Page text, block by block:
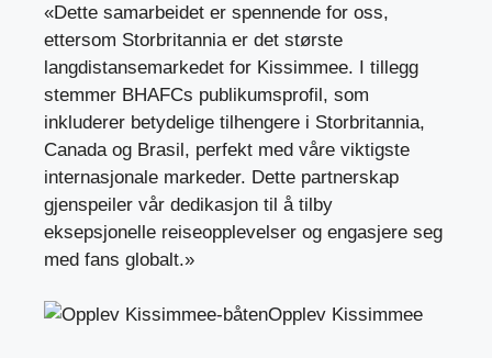
«Dette samarbeidet er spennende for oss,
ettersom Storbritannia er det største
langdistansemarkedet for Kissimmee. I tillegg
stemmer BHAFCs publikumsprofil, som
inkluderer betydelige tilhengere i Storbritannia,
Canada og Brasil, perfekt med våre viktigste
internasjonale markeder. Dette partnerskap
gjenspeiler vår dedikasjon til å tilby
eksepsjonelle reiseopplevelser og engasjere seg
med fans globalt.»
Opplev Kissimmee